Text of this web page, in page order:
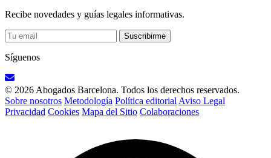
Recibe novedades y guías legales informativas.
Suscribirme
Síguenos
© 2026 Abogados Barcelona. Todos los derechos reservados.
Sobre nosotros Metodología Política editorial Aviso Legal
Privacidad Cookies Mapa del Sitio Colaboraciones